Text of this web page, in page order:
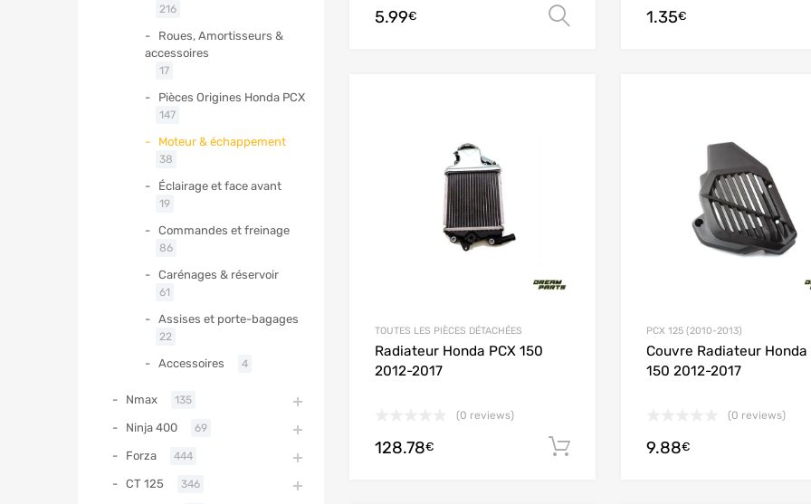
5.99€ Choix des options
1.35€
TOUTES LES PIÈCES DÉTACHÉES
Radiateur Honda PCX 150
2012-2017
(0 reviews)
128.78€ Ajouter au panier
PCX 125 (2010-2013)
Couvre Radiateur Honda
150 2012-2017
(0 reviews)
9.88€
216
Roues, Amortisseurs &
accessoires
17
Pièces Origines Honda PCX
147
Moteur & échappement
38
Éclairage et face avant
19
Commandes et freinage
86
Carénages & réservoir
61
Assises et porte-bagages
22
Accessoires 4
Nmax 135
Ninja 400 69
Forza 444
CT 125 346